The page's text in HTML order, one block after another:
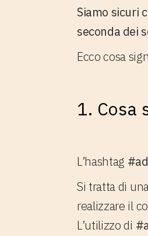
Siamo sicuri
seconda dei
Ecco cosa
1. Cosa
L’hashtag
Si tratta di
realizzare il
L’utilizzo di